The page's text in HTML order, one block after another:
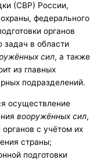
(СВР) России,
федерального
органов
задач в области
сил, а также
из главных
подразделений.
осуществление
вооружённых сил,
с учётом их
страны;
подготовки